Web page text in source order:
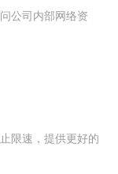
公司内部网络资
限速，提供更好的